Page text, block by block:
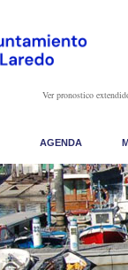
Ver pronostico
AGENDA